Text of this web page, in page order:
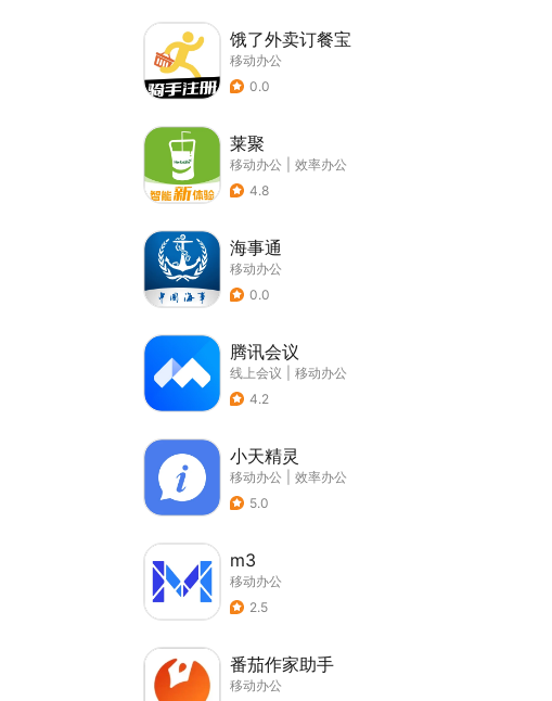
饿了外卖订餐宝
移动办公
0.0
莱聚
移动办公
效率办公
4.8
海事通
移动办公
0.0
腾讯会议
线上会议
移动办公
4.2
小天精灵
移动办公
效率办公
5.0
m3
移动办公
2.5
番茄作家助手
移动办公